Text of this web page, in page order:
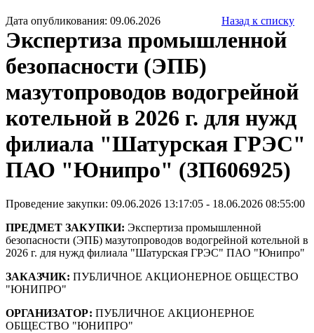
Дата опубликования: 09.06.2026 Назад к списку
Экспертиза промышленной
безопасности (ЭПБ)
мазутопроводов водогрейной
котельной в 2026 г. для нужд
филиала "Шатурская ГРЭС"
ПАО "Юнипро" (ЗП606925)
Проведение закупки: 09.06.2026 13:17:05 - 18.06.2026 08:55:00
ПРЕДМЕТ ЗАКУПКИ: Экспертиза промышленной
безопасности (ЭПБ) мазутопроводов водогрейной котельной в
2026 г. для нужд филиала "Шатурская ГРЭС" ПАО "Юнипро"
ЗАКАЗЧИК: ПУБЛИЧНОЕ АКЦИОНЕРНОЕ ОБЩЕСТВО
"ЮНИПРО"
ОРГАНИЗАТОР: ПУБЛИЧНОЕ АКЦИОНЕРНОЕ
ОБЩЕСТВО "ЮНИПРО"